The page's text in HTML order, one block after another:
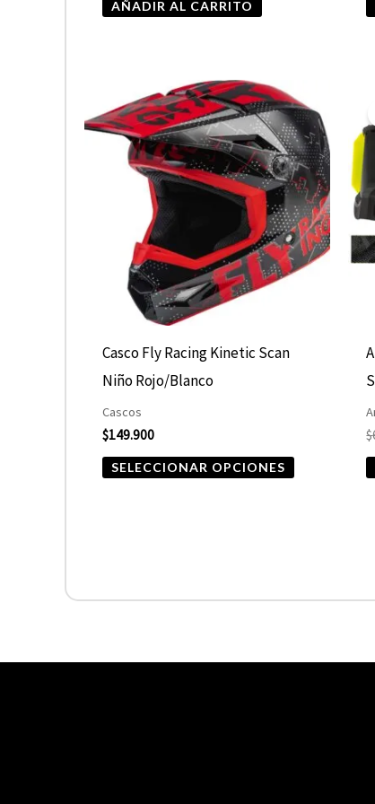
AÑADIR AL CARRITO
Casco Fly Racing Kinetic Scan
Niño Rojo/Blanco
Cascos
$149.900
SELECCIONAR OPCIONES
Este
producto
tiene
múltiples
variantes.
Las
opciones
de
producto
$